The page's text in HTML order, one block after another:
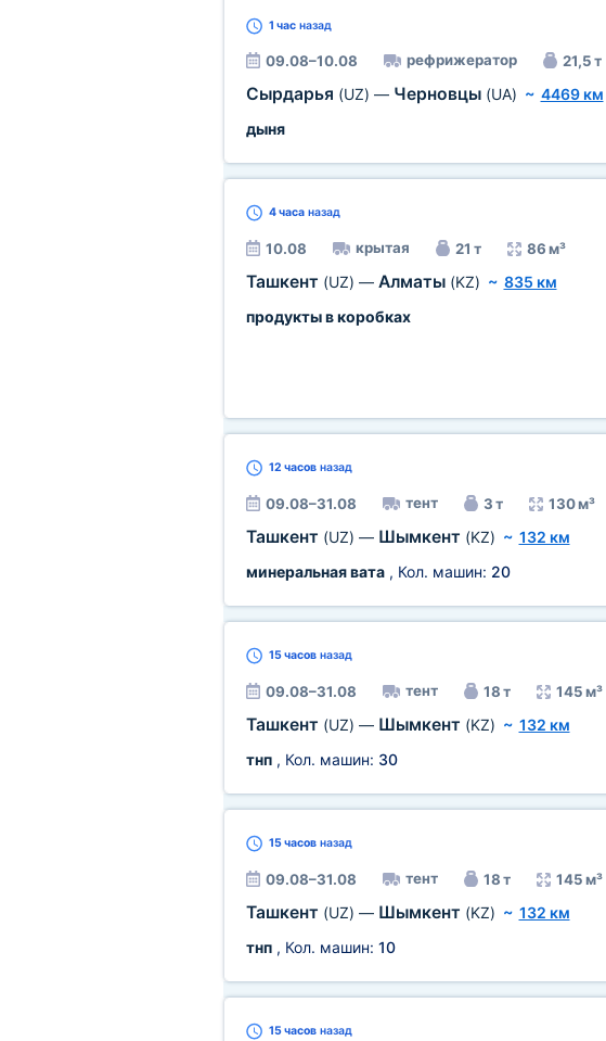
1 часназад
09.08–10.08 рефрижератор 21,5 т
Сырдарья (UZ) — Черновцы (UA) ~ 4469 км
дыня
4 часаназад
10.08 крытая 21 т 86 м³
Ташкент (UZ) — Алматы (KZ) ~ 835 км
продукты в коробках
12 часовназад
09.08–31.08 тент 3 т 130 м³
Ташкент (UZ) — Шымкент (KZ) ~ 132 км
минеральная вата, Кол. машин: 20
15 часовназад
09.08–31.08 тент 18 т 145 м³
Ташкент (UZ) — Шымкент (KZ) ~ 132 км
тнп, Кол. машин: 30
15 часовназад
09.08–31.08 тент 18 т 145 м³
Ташкент (UZ) — Шымкент (KZ) ~ 132 км
тнп, Кол. машин: 10
15 часовназад